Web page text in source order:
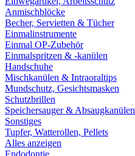
Anmischblöcke
Becher, Servietten & Tücher
Einmalinstrumente
Einmal OP-Zubehör
Einmalspritzen & -kanülen
Handschuhe
Mischkanülen & Intraoraltips
Mundschutz, Gesichtsmasken
Schutzbrillen
Speichersauger & Absaugkanülen
Sonstiges
Tupfer, Watterollen, Pellets
Alles anzeigen
Endodontie